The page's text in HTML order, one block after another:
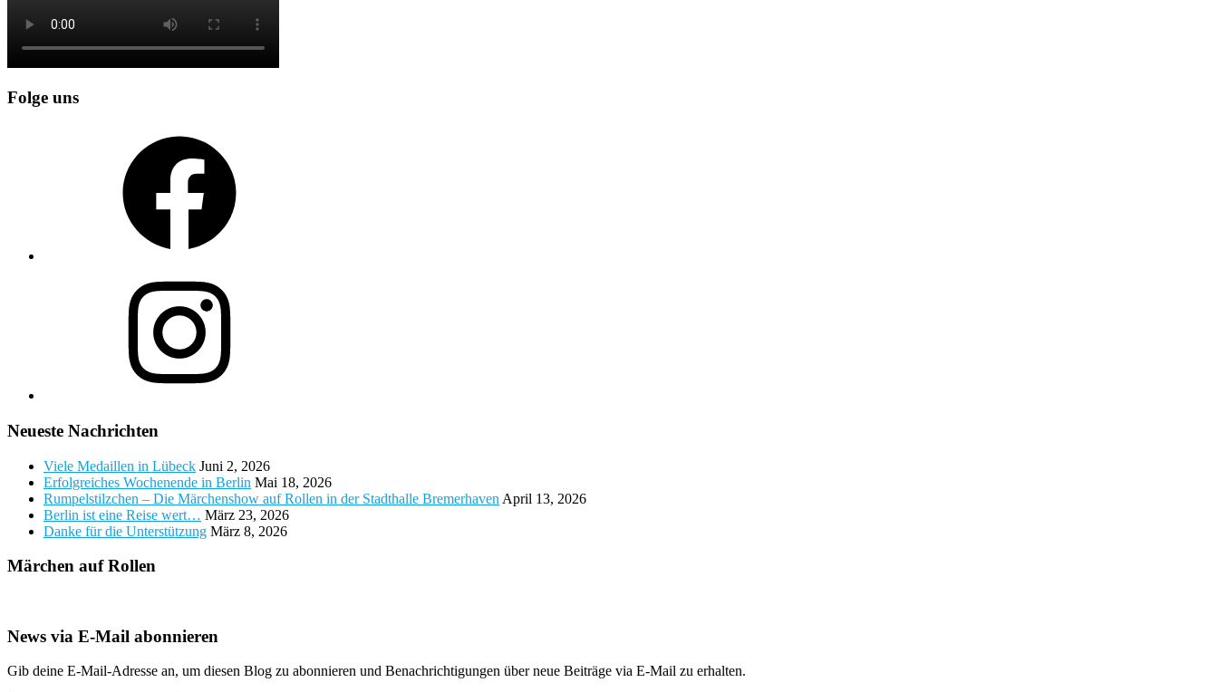
Folge uns
Neueste Nachrichten
Viele Medaillen in Lübeck Juni 2, 2026
Erfolgreiches Wochenende in Berlin Mai 18, 2026
Rumpelstilzchen – Die Märchenshow auf Rollen in der Stadthalle Bremerhaven April 13, 2026
Berlin ist eine Reise wert… März 23, 2026
Danke für die Unterstützung März 8, 2026
Märchen auf Rollen
News via E-Mail abonnieren
Gib deine E-Mail-Adresse an, um diesen Blog zu abonnieren und Benachrichtigungen über neue Beiträge via E-Mail zu erhalten.